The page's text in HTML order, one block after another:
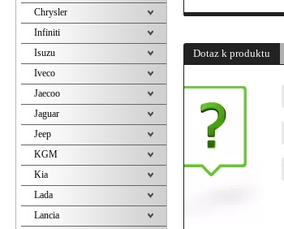
Dotaz k produktu
Chrysler
Infiniti
Isuzu
Iveco
Jaecoo
Jaguar
Jeep
KGM
Kia
Lada
Lancia